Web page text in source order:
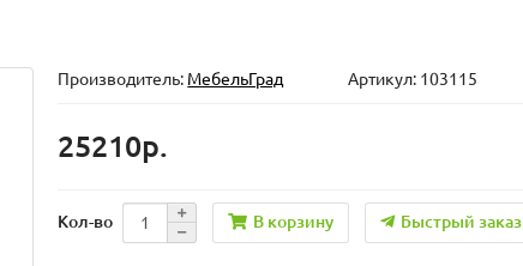
Производитель: МебельГрад Артикул: 103115
25210р.
Кол-во В корзину Быстрый заказ